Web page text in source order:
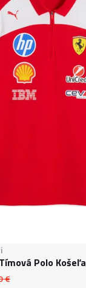
Polo Košeľa
€